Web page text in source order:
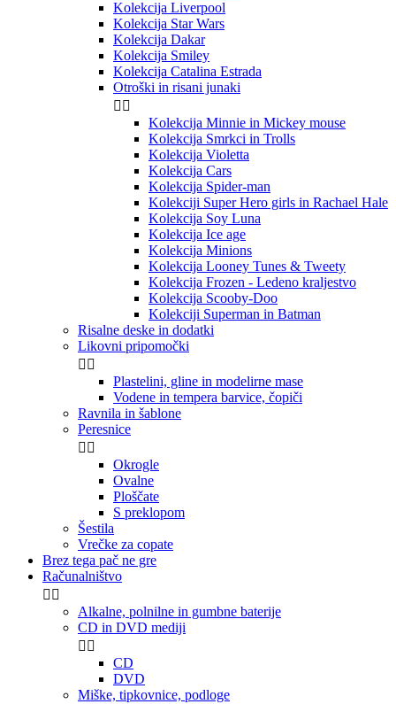
Kolekcija Liverpool
Kolekcija Star Wars
Kolekcija Dakar
Kolekcija Smiley
Kolekcija Catalina Estrada
Otroški in risani junaki
 
Kolekcija Minnie in Mickey mouse
Kolekcija Smrkci in Trolls
Kolekcija Violetta
Kolekcija Cars
Kolekcija Spider-man
Kolekciji Super Hero girls in Rachael Hale
Kolekcija Soy Luna
Kolekcija Ice age
Kolekcija Minions
Kolekcija Looney Tunes & Tweety
Kolekcija Frozen - Ledeno kraljestvo
Kolekcija Scooby-Doo
Kolekciji Superman in Batman
Risalne deske in dodatki
Likovni pripomočki
 
Plastelini, gline in modelirne mase
Vodene in tempera barvice, čopiči
Ravnila in šablone
Peresnice
 
Okrogle
Ovalne
Ploščate
S preklopom
Šestila
Vrečke za copate
Brez tega pač ne gre
Računalništvo
 
Alkalne, polnilne in gumbne baterije
CD in DVD mediji
 
CD
DVD
Miške, tipkovnice, podloge